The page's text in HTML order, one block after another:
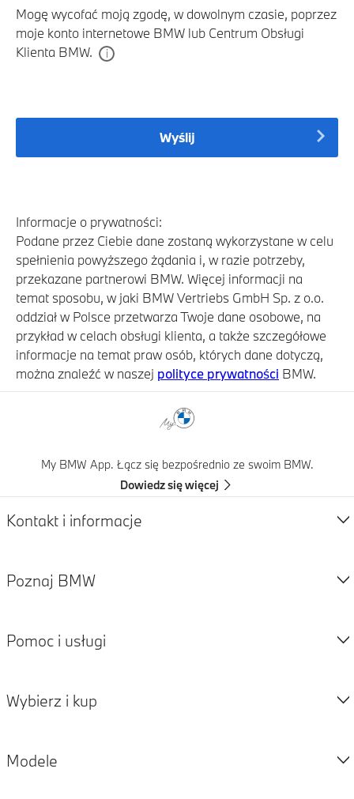
Mogę wycofać moją zgodę, w dowolnym czasie, poprzez
moje konto internetowe BMW lub Centrum Obsługi
Klienta BMW.
Wyślij
Informacje o prywatności:
Podane przez Ciebie dane zostaną wykorzystane w celu
spełnienia powyższego żądania i, w razie potrzeby,
przekazane partnerowi BMW. Więcej informacji na
temat sposobu, w jaki BMW Vertriebs GmbH Sp. z o.o.
oddział w Polsce przetwarza Twoje dane osobowe, na
przykład w celach obsługi klienta, a także szczegółowe
informacje na temat praw osób, których dane dotyczą,
można znaleźć w naszej polityce prywatności BMW.